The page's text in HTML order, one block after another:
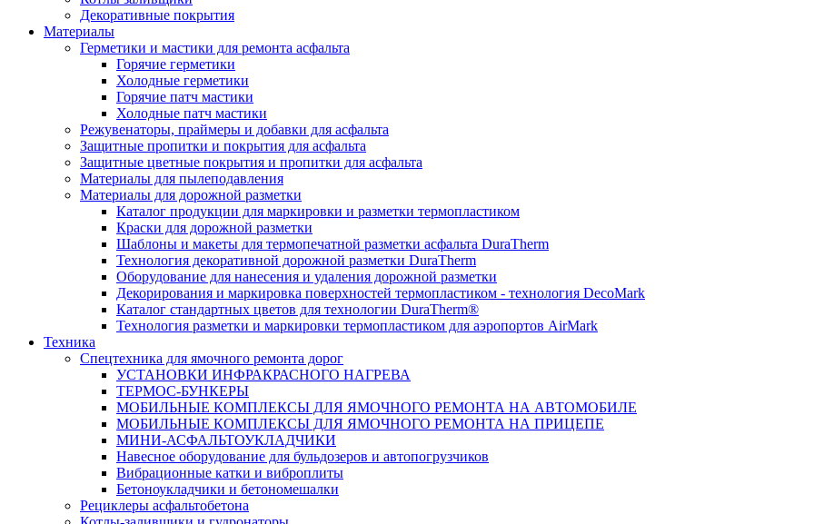
Декоративные покрытия
Материалы
Герметики и мастики для ремонта асфальта
Горячие герметики
Холодные герметики
Горячие патч мастики
Холодные патч мастики
Режувенаторы, праймеры и добавки для асфальта
Защитные пропитки и покрытия для асфальта
Защитные цветные покрытия и пропитки для асфальта
Материалы для пылеподавления
Материалы для дорожной разметки
Каталог продукции для маркировки и разметки термопластиком
Краски для дорожной разметки
Шаблоны и макеты для термопечатной разметки асфальта DuraTherm
Технология декоративной дорожной разметки DuraTherm
Оборудование для нанесения и удаления дорожной разметки
Декорирования и маркировка поверхностей термопластиком - технология DecoMark
Каталог стандартных цветов для технологии DuraTherm®
Технология разметки и маркировки термопластиком для аэропортов AirMark
Техника
Спецтехника для ямочного ремонта дорог
УСТАНОВКИ ИНФРАКРАСНОГО НАГРЕВА
ТЕРМОС-БУНКЕРЫ
МОБИЛЬНЫЕ КОМПЛЕКСЫ ДЛЯ ЯМОЧНОГО РЕМОНТА НА АВТОМОБИЛЕ
МОБИЛЬНЫЕ КОМПЛЕКСЫ ДЛЯ ЯМОЧНОГО РЕМОНТА НА ПРИЦЕПЕ
МИНИ-АСФАЛЬТОУКЛАДЧИКИ
Навесное оборудование для бульдозеров и автопогрузчиков
Вибрационные катки и виброплиты
Бетоноукладчики и бетономешалки
Рециклеры асфальтобетона